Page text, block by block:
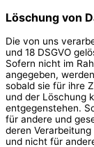
Löschung von
Die von uns
und 18 DSGVO
Sofern nicht im
angegeben,
sobald sie für ihre
und der Löschung
entgegenstehen.
für andere und
deren
und nicht für